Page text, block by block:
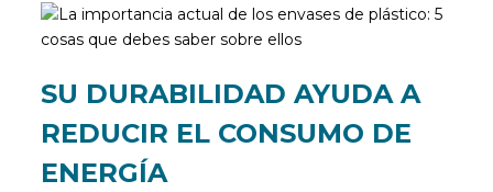
SU DURABILIDAD AYUDA A
REDUCIR EL CONSUMO DE
ENERGÍA